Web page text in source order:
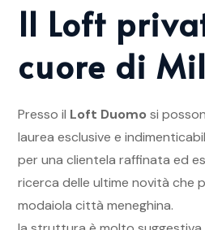
Il Loft
cuore di
Presso il Loft Duomo si
laurea esclusive e
per una clientela raffinata ed
ricerca delle ultime novità che
modaiola città meneghina.